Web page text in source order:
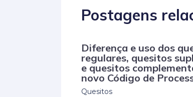
Postagens
Diferença e uso dos
regulares, quesitos
e quesitos
novo Código de
Quesitos